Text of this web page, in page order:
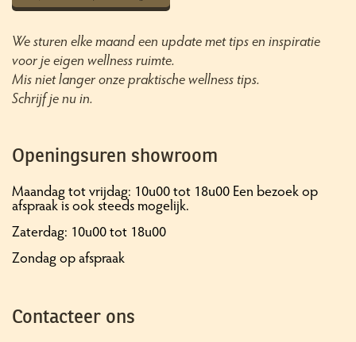
We sturen elke maand een update met tips en inspiratie
voor je eigen wellness ruimte.
Mis niet langer onze praktische wellness tips.
Schrijf je nu in.
Openingsuren showroom
Maandag tot vrijdag: 10u00 tot 18u00 Een bezoek op
afspraak is ook steeds mogelijk.
Zaterdag: 10u00 tot 18u00
Zondag op afspraak
Contacteer ons